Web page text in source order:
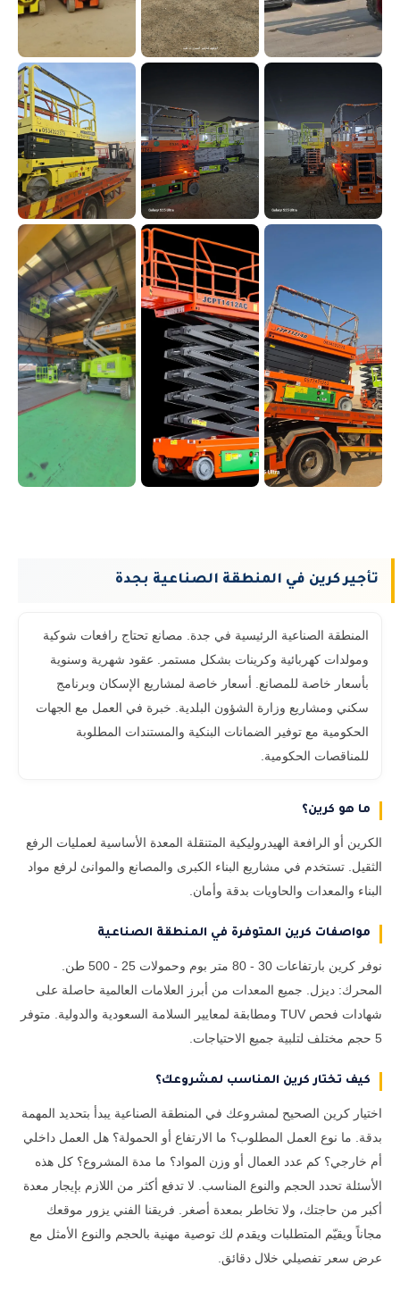
تأجير كرين في المنطقة الصناعية بجدة
المنطقة الصناعية الرئيسية في جدة. مصانع تحتاج رافعات شوكية
ومولدات كهربائية وكرينات بشكل مستمر. عقود شهرية وسنوية
بأسعار خاصة للمصانع. أسعار خاصة لمشاريع الإسكان وبرنامج
سكني ومشاريع وزارة الشؤون البلدية. خبرة في العمل مع الجهات
الحكومية مع توفير الضمانات البنكية والمستندات المطلوبة
للمناقصات الحكومية.
ما هو كرين؟
الكرين أو الرافعة الهيدروليكية المتنقلة المعدة الأساسية لعمليات الرفع
الثقيل. تستخدم في مشاريع البناء الكبرى والمصانع والموانئ لرفع مواد
البناء والمعدات والحاويات بدقة وأمان.
مواصفات كرين المتوفرة في المنطقة الصناعية
نوفر كرين بارتفاعات 30 - 80 متر بوم وحمولات 25 - 500 طن.
المحرك: ديزل. جميع المعدات من أبرز العلامات العالمية حاصلة على
شهادات فحص TUV ومطابقة لمعايير السلامة السعودية والدولية. متوفر
5 حجم مختلف لتلبية جميع الاحتياجات.
كيف تختار كرين المناسب لمشروعك؟
اختيار كرين الصحيح لمشروعك في المنطقة الصناعية يبدأ بتحديد المهمة
بدقة. ما نوع العمل المطلوب؟ ما الارتفاع أو الحمولة؟ هل العمل داخلي
أم خارجي؟ كم عدد العمال أو وزن المواد؟ ما مدة المشروع؟ كل هذه
الأسئلة تحدد الحجم والنوع المناسب. لا تدفع أكثر من اللازم بإيجار معدة
أكبر من حاجتك، ولا تخاطر بمعدة أصغر. فريقنا الفني يزور موقعك
مجاناً ويقيّم المتطلبات ويقدم لك توصية مهنية بالحجم والنوع الأمثل مع
عرض سعر تفصيلي خلال دقائق.